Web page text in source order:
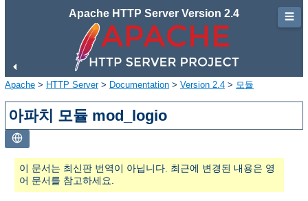
Apache HTTP Server Version 2.4
Apache > HTTP Server> Documentation > Version 2.4 > 모듈
아파치 모듈 mod_logio
이 문서는 최신판 번역이 아닙니다. 최근에 변경된 내용은 영
어 문서를 참고하세요.
☰